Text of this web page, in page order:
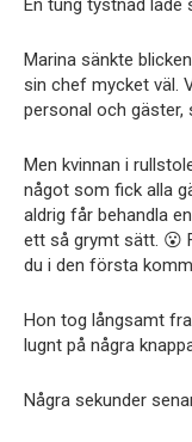
En tung tystnad lade
Marina sänkte
sin chef mycket väl.
personal och gäster,
Men kvinnan i
något som fick alla
aldrig får behandla
ett så grymt sätt. 😮
du i den första
Hon tog långsamt
lugnt på några
Några sekunder